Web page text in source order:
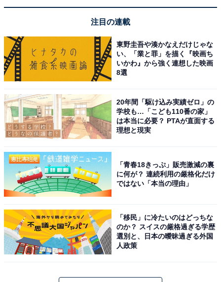
注目の連載
東野圭吾や湊かなえだけじゃな
い、「業と罪」を描く『映画ち
いかわ』から強く連想した映画
8選
20年間「駆け込み実績ゼロ」の
学校も…「こども110番の家」
は本当に必要？ PTAが直面する
理想と現実
「青春18きっぷ」販売激減の裏
に何が？ 連続利用の厳格化だけ
ではない「本当の理由」
「移民」に冷たいのはどっちな
のか？ スイスの厳格過ぎる学歴
選別と、日本の曖昧過ぎる外国
人政策